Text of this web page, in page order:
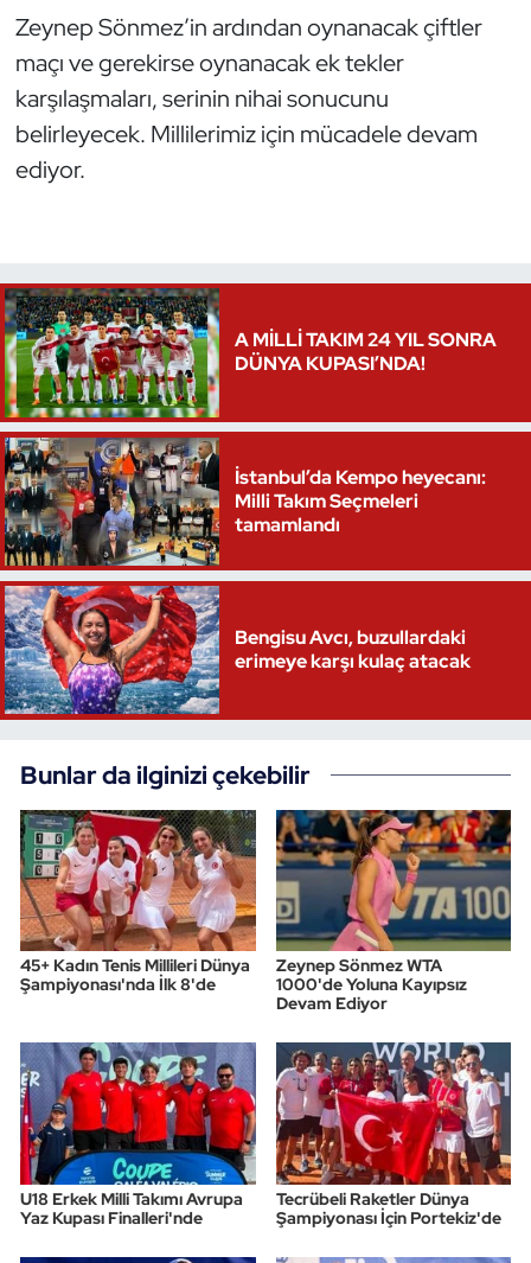
Zeynep Sönmez’in ardından oynanacak çiftler
maçı ve gerekirse oynanacak ek tekler
karşılaşmaları, serinin nihai sonucunu
belirleyecek. Millilerimiz için mücadele devam
ediyor.
A MİLLİ TAKIM 24 YIL SONRA
DÜNYA KUPASI’NDA!
İstanbul’da Kempo heyecanı:
Milli Takım Seçmeleri
tamamlandı
Bengisu Avcı, buzullardaki
erimeye karşı kulaç atacak
Bunlar da ilginizi çekebilir
45+ Kadın Tenis Millileri Dünya
Şampiyonası'nda İlk 8'de
Zeynep Sönmez WTA
1000'de Yoluna Kayıpsız
Devam Ediyor
U18 Erkek Milli Takımı Avrupa
Yaz Kupası Finalleri'nde
Tecrübeli Raketler Dünya
Şampiyonası İçin Portekiz'de
Oryantiring
Özel Sporcular
Paralimpik
Su Topu
Sualtı Sporları
Tekvando
Tenis
Triatlon
Voleybol
Vücut Geliştirme Fitness
Wushu Kungfu
Yelken
Yüzme